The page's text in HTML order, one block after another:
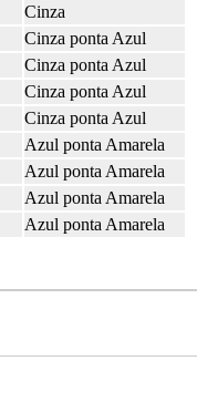
Cinza
Cinza ponta Azul
Cinza ponta Azul
Cinza ponta Azul
Cinza ponta Azul
Azul ponta Amarela
Azul ponta Amarela
Azul ponta Amarela
Azul ponta Amarela